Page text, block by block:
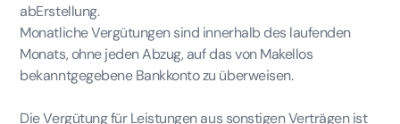
abErstellung.
Monatliche Vergütungen sind innerhalb des laufenden
Monats, ohne jeden Abzug, auf das von Makellos
bekanntgegebene Bankkonto zu überweisen.
Die Vergütung für Leistungen aus sonstigen Verträgen ist